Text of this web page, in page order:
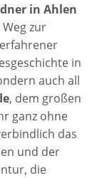
in Ahlen
zur
in
auch all
, dem großen
ganz ohne
das
und der
die